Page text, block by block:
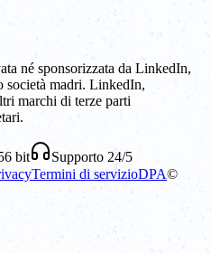
né sponsorizzata da LinkedIn,
società madri. LinkedIn,
marchi di terze parti
bit Supporto 24/5
Termini di servizioDPA©